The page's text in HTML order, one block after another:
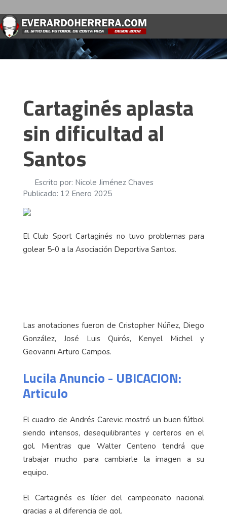
Cartaginés aplasta
sin dificultad al
Santos
Publicado: 12 Enero 2025
Las anotaciones fueron de Cristopher Núñez, Diego
Geovanni Arturo Campos.
Lucila Anuncio - UBICACION:
Articulo
El cuadro de Andrés Carevic mostró un buen fútbol
siendo intensos, desequilibrantes y certeros en el
gol. Mientras que Walter Centeno tendrá que
equipo.